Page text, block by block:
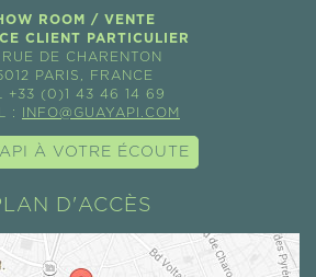
ROOM / VENTE
CLIENT PARTICULIER
DE CHARENTON
PARIS, FRANCE
+33 (0)1 43 46 14 69
:
INFO@GUAYAPI.COM
À VOTRE ÉCOUTE
D'ACCÈS